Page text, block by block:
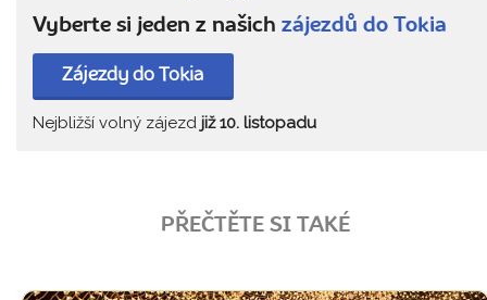
Vyberte si jeden z našich zájezdů do Tokia
Zájezdy do Tokia
Nejbližší volný zájezd již 10. listopadu
PŘEČTĚTE SI TAKÉ